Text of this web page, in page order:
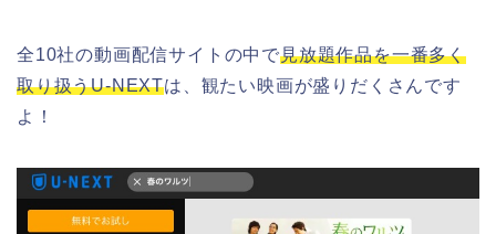
全10社の動画配信サイトの中で見放題作品を一番多く
取り扱うU-NEXTは、観たい映画が盛りだくさんです
よ！